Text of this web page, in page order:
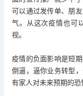
可以通过发传单、朋
气。从这次疫情也可
视。
疫情的负面影响是短
倒逼，逼你业务转型
有家人对未来预期的恐